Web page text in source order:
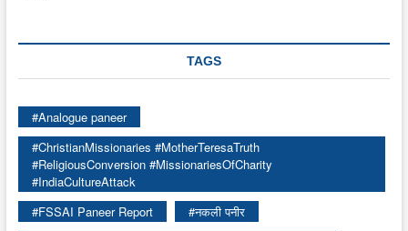
TAGS
#Analogue paneer
#ChristianMissionaries #MotherTeresaTruth
#ReligiousConversion #MissionariesOfCharity
#IndiaCultureAttack
#FSSAI Paneer Report
#नकली पनीर